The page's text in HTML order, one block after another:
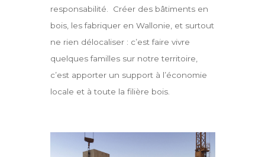
responsabilité. Créer des bâtiments en
bois, les fabriquer en Wallonie, et surtout
ne rien délocaliser : c’est faire vivre
quelques familles sur notre territoire,
c’est apporter un support à l’économie
locale et à toute la filière bois.